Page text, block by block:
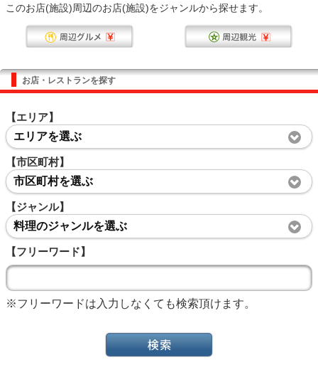
このお店(施設)周辺のお店(施設)をジャンルから探せます。
お店・レストランを探す
【エリア】
エリアを選ぶ
【市区町村】
市区町村を選ぶ
【ジャンル】
料理のジャンルを選ぶ
【フリーワード】
※フリーワードは入力しなくても検索頂けます。